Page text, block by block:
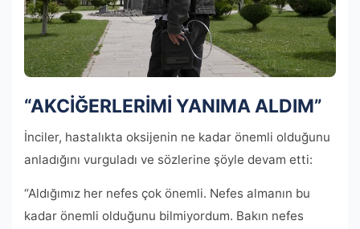
“AKCİĞERLERİMİ YANIMA ALDIM”
İnciler, hastalıkta oksijenin ne kadar önemli olduğunu
anladığını vurguladı ve sözlerine şöyle devam etti:
“Aldığımız her nefes çok önemli. Nefes almanın bu
kadar önemli olduğunu bilmiyordum. Bakın nefes